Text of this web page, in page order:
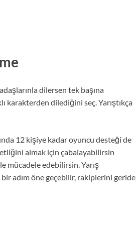
dilersen tek başına
karakterden dilediğini seç. Yarıştıkça
12 kişiye kadar oyuncu desteği de
almak için çabalayabilirsin
mücadele edebilirsin. Yarış
bir adım öne geçebilir, rakiplerini geride